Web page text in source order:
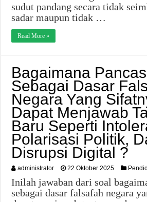
sudut pandang secara tidak
sadar maupun tidak …
Read More »
Bagaimana
Sebagai Dasar
Negara Yang
Dapat Menjawab
Baru Seperti
Polarisasi Politik,
Disrupsi Digital ?
administrator 22 Oktober 2025
Inilah jawaban dari soal
sebagai dasar falsafah negara